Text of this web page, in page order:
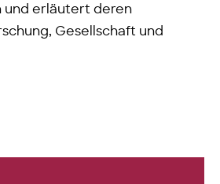
und erläutert deren
Gesellschaft und